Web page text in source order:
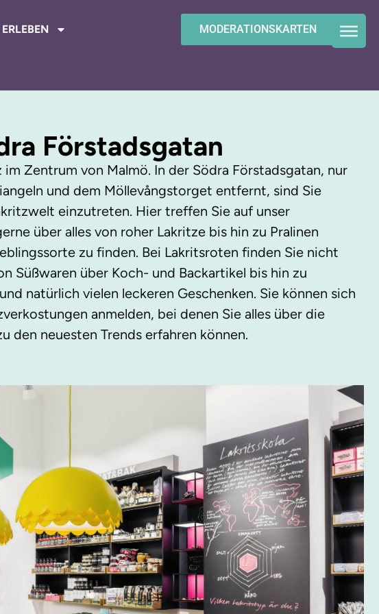
MODERATIONSKARTEN
Förstadsgatan
Zentrum von Malmö. In der Södra Förstadsgatan, nur
und dem Möllevångstorget entfernt, sind Sie
einzutreten. Hier treffen Sie auf unser
über alles von roher Lakritze bis hin zu Pralinen
zu finden. Bei Lakritsroten finden Sie nicht
Süßwaren über Koch- und Backartikel bis hin zu
natürlich vielen leckeren Geschenken. Sie können sich
anmelden, bei denen Sie alles über die
den neuesten Trends erfahren können.